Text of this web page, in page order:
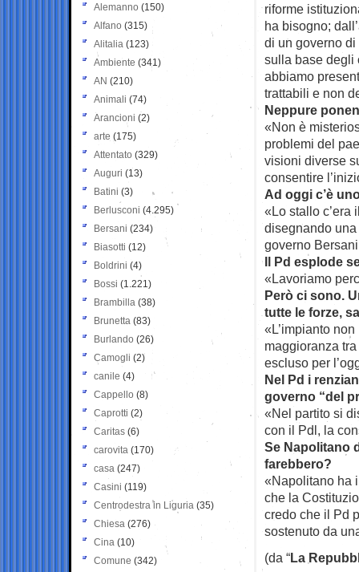
riforme
ha bisogno;
di un governo
sulla base degli
abbiamo
trattabili e non
Neppure
«Non è
problemi del
visioni diverse
consentire
Ad oggi c’è
«Lo stallo c’era
disegnando
governo
Il Pd esplode
«Lavoriamo
Però ci sono.
tutte le forze,
«L’impianto
maggioranza
escluso per
Nel Pd i
governo “del
«Nel partito si
con il Pdl, la
Se Napolitano
farebbero?
«Napolitano ha
che la
credo che il Pd
sostenuto da
(da “La
Alemanno (150)
Alfano (315)
Alitalia (123)
Ambiente (341)
AN (210)
Animali (74)
Arancioni (2)
arte (175)
Attentato (329)
Auguri (13)
Batini (3)
Berlusconi (4.295)
Bersani (234)
Biasotti (12)
Boldrini (4)
Bossi (1.221)
Brambilla (38)
Brunetta (83)
Burlando (26)
Camogli (2)
canile (4)
Cappello (8)
Caprotti (2)
Caritas (6)
carovita (170)
casa (247)
Casini (119)
Centrodestra in Liguria (35)
Chiesa (276)
Cina (10)
Comune (342)